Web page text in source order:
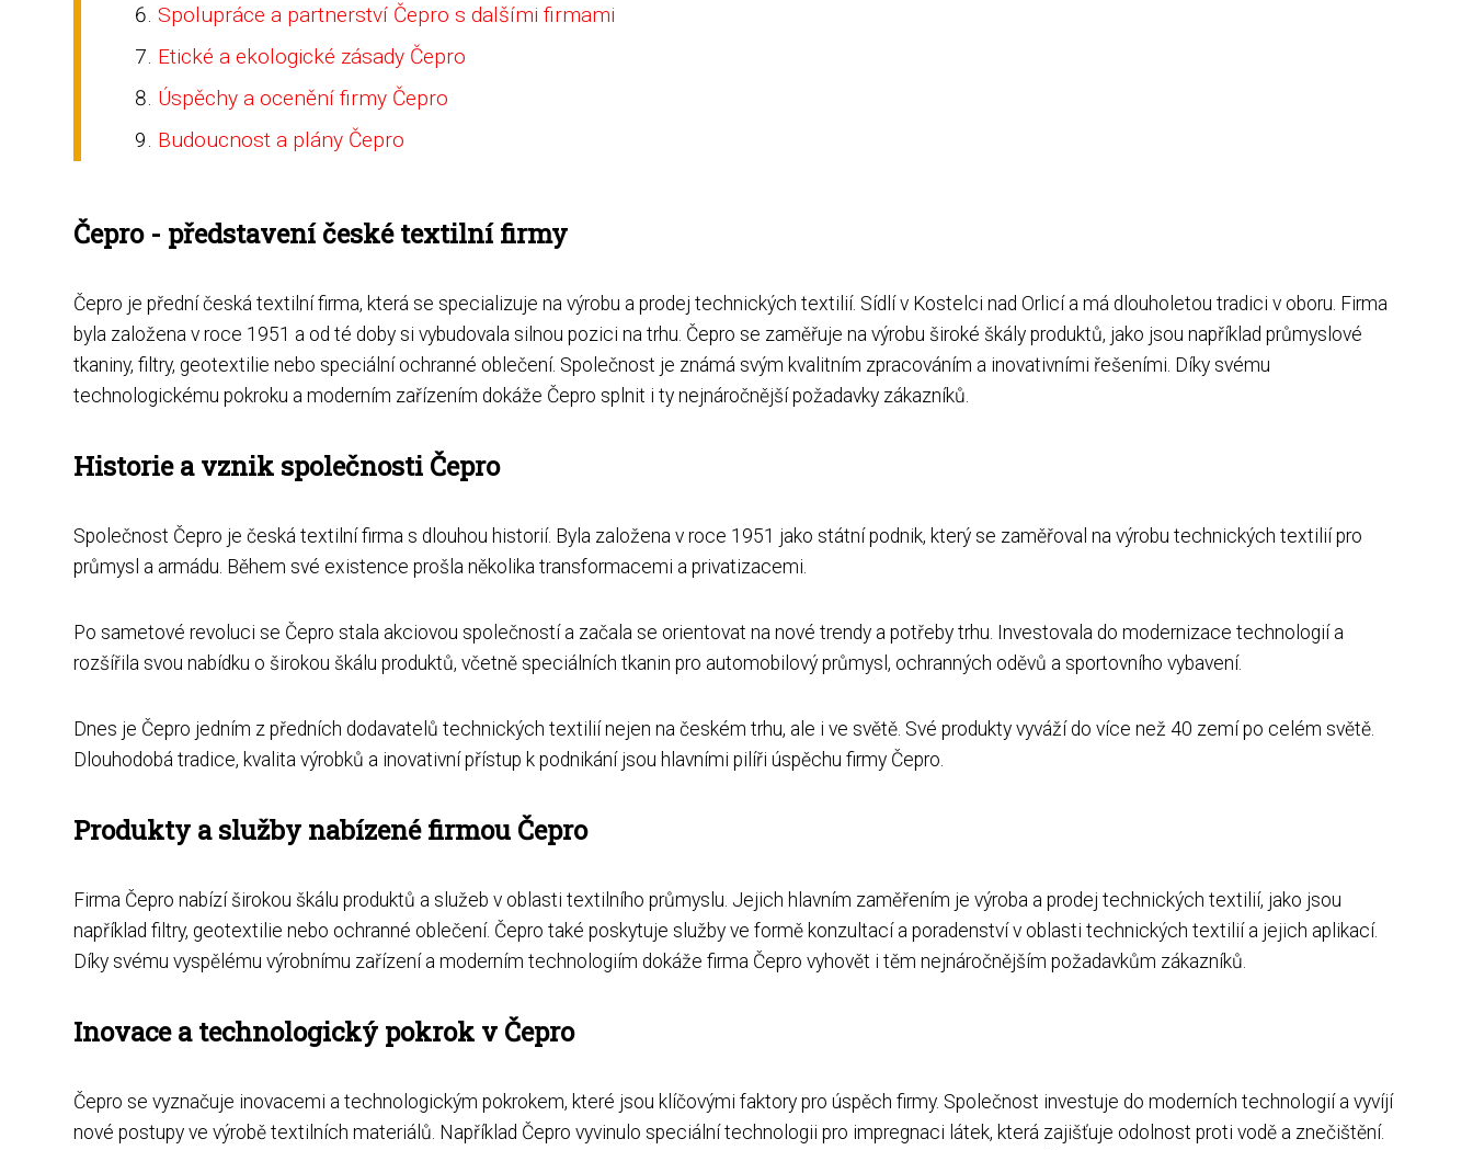
Spolupráce a partnerství Čepro s dalšími firmami
Etické a ekologické zásady Čepro
Úspěchy a ocenění firmy Čepro
Budoucnost a plány Čepro
Čepro - představení české textilní firmy
Čepro je přední česká textilní firma, která se specializuje na výrobu a prodej technických textilií. Sídlí v Kostelci nad Orlicí a má dlouholetou tradici v oboru. Firma
byla založena v roce 1951 a od té doby si vybudovala silnou pozici na trhu. Čepro se zaměřuje na výrobu široké škály produktů, jako jsou například průmyslové
tkaniny, filtry, geotextilie nebo speciální ochranné oblečení. Společnost je známá svým kvalitním zpracováním a inovativními řešeními. Díky svému
technologickému pokroku a moderním zařízením dokáže Čepro splnit i ty nejnáročnější požadavky zákazníků.
Historie a vznik společnosti Čepro
Společnost Čepro je česká textilní firma s dlouhou historií. Byla založena v roce 1951 jako státní podnik, který se zaměřoval na výrobu technických textilií pro
průmysl a armádu. Během své existence prošla několika transformacemi a privatizacemi.
Po sametové revoluci se Čepro stala akciovou společností a začala se orientovat na nové trendy a potřeby trhu. Investovala do modernizace technologií a
rozšířila svou nabídku o širokou škálu produktů, včetně speciálních tkanin pro automobilový průmysl, ochranných oděvů a sportovního vybavení.
Dnes je Čepro jedním z předních dodavatelů technických textilií nejen na českém trhu, ale i ve světě. Své produkty vyváží do více než 40 zemí po celém světě.
Dlouhodobá tradice, kvalita výrobků a inovativní přístup k podnikání jsou hlavními pilíři úspěchu firmy Čepro.
Produkty a služby nabízené firmou Čepro
Firma Čepro nabízí širokou škálu produktů a služeb v oblasti textilního průmyslu. Jejich hlavním zaměřením je výroba a prodej technických textilií, jako jsou
například filtry, geotextilie nebo ochranné oblečení. Čepro také poskytuje služby ve formě konzultací a poradenství v oblasti technických textilií a jejich aplikací.
Díky svému vyspělému výrobnímu zařízení a moderním technologiím dokáže firma Čepro vyhovět i těm nejnáročnějším požadavkům zákazníků.
Inovace a technologický pokrok v Čepro
Čepro se vyznačuje inovacemi a technologickým pokrokem, které jsou klíčovými faktory pro úspěch firmy. Společnost investuje do moderních technologií a vyvíjí
nové postupy ve výrobě textilních materiálů. Například Čepro vyvinulo speciální technologii pro impregnaci látek, která zajišťuje odolnost proti vodě a znečištění.